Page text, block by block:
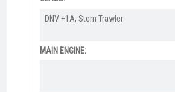
DNV +1A, Stern Trawler​
MAIN ENGINE: